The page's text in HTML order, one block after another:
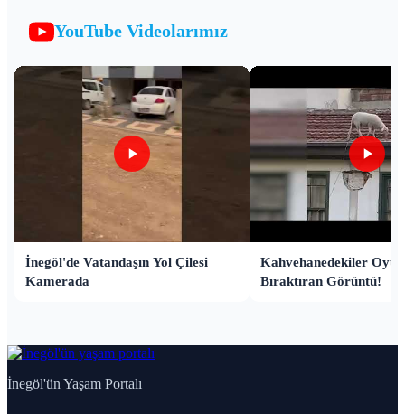
YouTube Videolarımız
İnegöl'de Vatandaşın Yol Çilesi
Kamerada
Kahvehanedekiler
Bıraktıran Görüntü!
İnegöl'ün Yaşam Portalı